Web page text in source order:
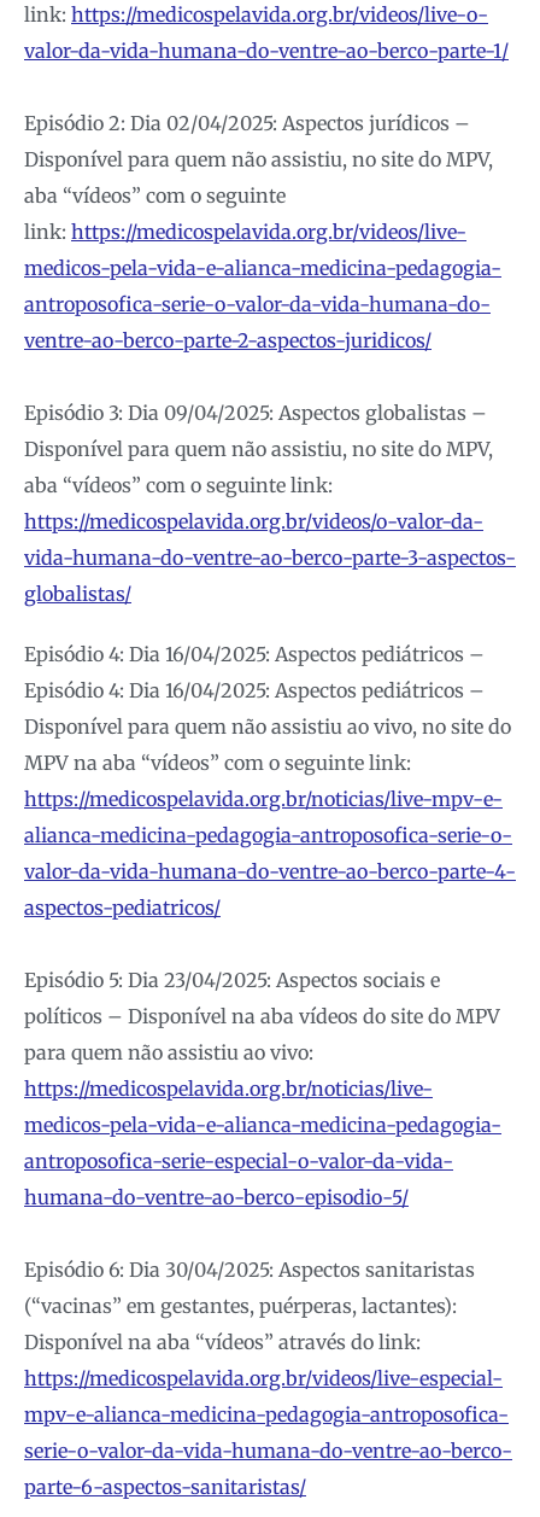
link: https://medicospelavida.org.br/videos/live-o-
valor-da-vida-humana-do-ventre-ao-berco-parte-1/
Episódio 2: Dia 02/04/2025: Aspectos jurídicos –
Disponível para quem não assistiu, no site do MPV,
aba “vídeos” com o seguinte
link: https://medicospelavida.org.br/videos/live-
medicos-pela-vida-e-alianca-medicina-pedagogia-
antroposofica-serie-o-valor-da-vida-humana-do-
ventre-ao-berco-parte-2-aspectos-juridicos/
Episódio 3: Dia 09/04/2025: Aspectos globalistas –
Disponível para quem não assistiu, no site do MPV,
aba “vídeos” com o seguinte link:
https://medicospelavida.org.br/videos/o-valor-da-
vida-humana-do-ventre-ao-berco-parte-3-aspectos-
globalistas/
Episódio 4: Dia 16/04/2025: Aspectos pediátricos –
Episódio 4: Dia 16/04/2025: Aspectos pediátricos –
Disponível para quem não assistiu ao vivo, no site do
MPV na aba “vídeos” com o seguinte link:
https://medicospelavida.org.br/noticias/live-mpv-e-
alianca-medicina-pedagogia-antroposofica-serie-o-
valor-da-vida-humana-do-ventre-ao-berco-parte-4-
aspectos-pediatricos/
Episódio 5: Dia 23/04/2025: Aspectos sociais e
políticos – Disponível na aba vídeos do site do MPV
para quem não assistiu ao vivo:
https://medicospelavida.org.br/noticias/live-
medicos-pela-vida-e-alianca-medicina-pedagogia-
antroposofica-serie-especial-o-valor-da-vida-
humana-do-ventre-ao-berco-episodio-5/
Episódio 6: Dia 30/04/2025: Aspectos sanitaristas
(“vacinas” em gestantes, puérperas, lactantes):
Disponível na aba “vídeos” através do link:
https://medicospelavida.org.br/videos/live-especial-
mpv-e-alianca-medicina-pedagogia-antroposofica-
serie-o-valor-da-vida-humana-do-ventre-ao-berco-
parte-6-aspectos-sanitaristas/